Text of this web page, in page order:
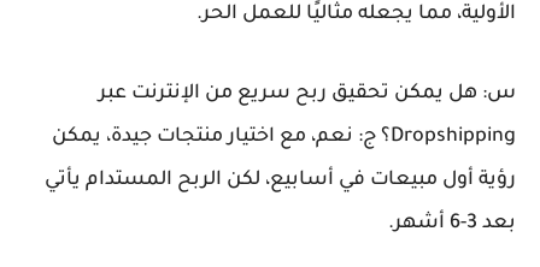
الأولية، مما يجعله مثاليًا للعمل الحر.
س: هل يمكن تحقيق ربح سريع من الإنترنت عبر
Dropshipping؟
ج: نعم، مع اختيار منتجات جيدة، يمكن
رؤية أول مبيعات في أسابيع، لكن الربح المستدام يأتي
بعد 3-6 أشهر.